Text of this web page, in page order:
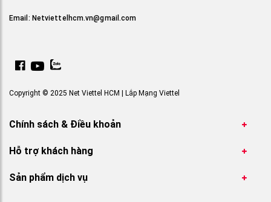
Email: Netviettelhcm.vn@gmail.com
Copyright © 2025 Net Viettel HCM | Lắp Mạng Viettel
Chính sách & Điều khoản
Hỗ trợ khách hàng
Sản phẩm dịch vụ